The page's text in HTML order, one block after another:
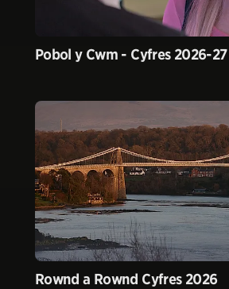
Pobol y Cwm - Cyfres 2026-27
Rownd a Rownd Cyfres 2026